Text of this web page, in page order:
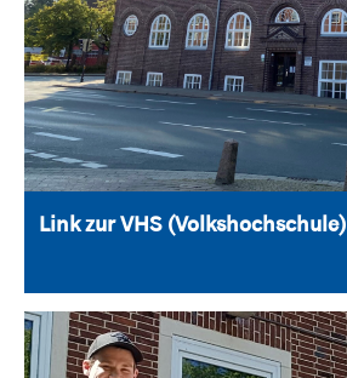
Link zur VHS (Volkshochschule)